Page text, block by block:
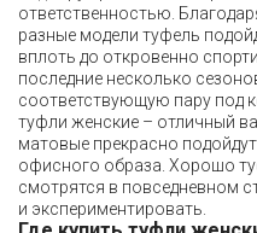
ответственностью.
разные модели туфель
вплоть до откровенно
последние несколько
соответствующую пару под
туфли женские – отличный
матовые прекрасно
офисного образа. Хорошо
смотрятся в повседневном
и экспериментировать.